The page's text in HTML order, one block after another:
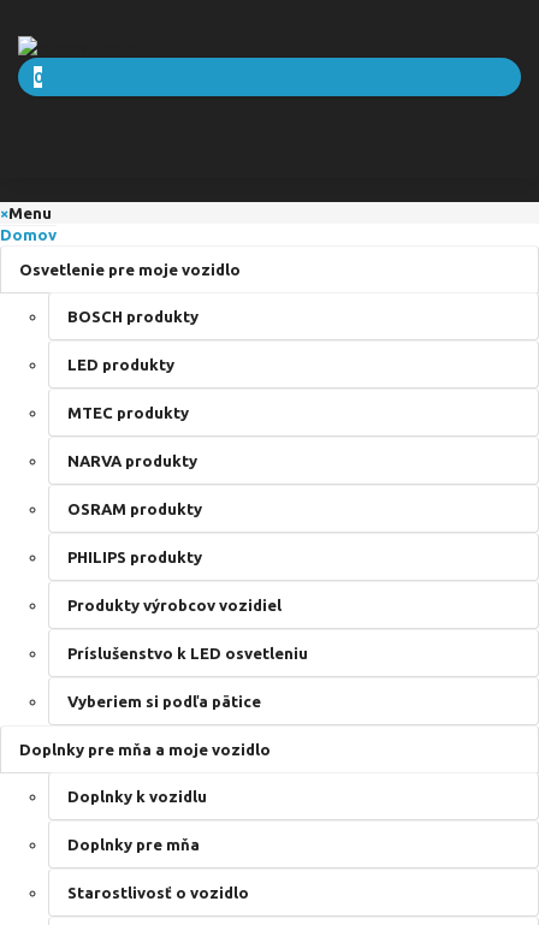
0
×Menu
Domov
Osvetlenie pre moje vozidlo
BOSCH produkty
LED produkty
MTEC produkty
NARVA produkty
OSRAM produkty
PHILIPS produkty
Produkty výrobcov vozidiel
Príslušenstvo k LED osvetleniu
Vyberiem si podľa pätice
Doplnky pre mňa a moje vozidlo
Doplnky k vozidlu
Doplnky pre mňa
Starostlivosť o vozidlo